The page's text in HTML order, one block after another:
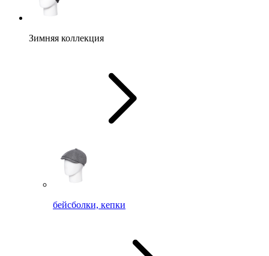
Зимняя коллекция
бейсболки, кепки